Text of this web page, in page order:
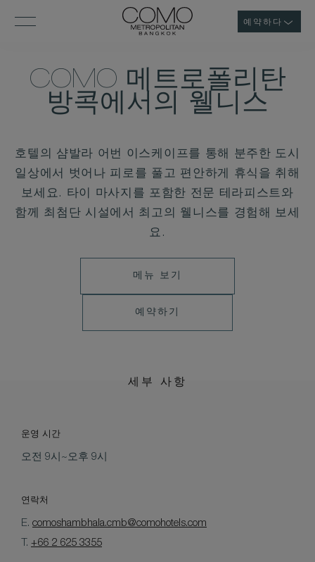
예약하다
COMO 메트로폴리탄
방콕에서의 웰니스
호텔의 샴발라 어번 이스케이프를 통해 분주한 도시
일상에서 벗어나 피로를 풀고 편안하게 휴식을 취해
보세요. 타이 마사지를 포함한 전문 테라피스트와
함께 최첨단 시설에서 최고의 웰니스를 경험해 보세
요.
메
뉴
보
메뉴 보기
예
약
예약하기
세부 사항
운영 시간
오전 9시~오후 9시
연락처
E. comoshambhala.cmb@comohotels.com
T. +66 2 625 3355